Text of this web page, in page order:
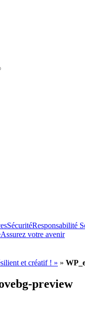
SécuritéResponsabilité
Assurez votre avenir
et créatif ! » »
preview